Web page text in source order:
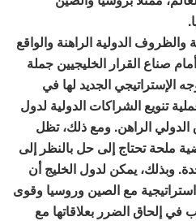
الدولية الراهنة والواقع
صناع القرار الخليجيين جملة
الإستراتيجي الجديد لها في
تنويع الشراكات الدولية لدول
الدولي الراهن. ومع ذلك، تظل
ملحة تحتاج إلى حل بالنظر إلى
وبذلك، يمكن لدول الخليج أن
مع الصين وروسيا وقوى
إلحاق الضرر بعلاقاتها مع